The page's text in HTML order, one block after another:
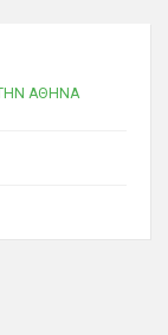
ΑΘΗΝΑ